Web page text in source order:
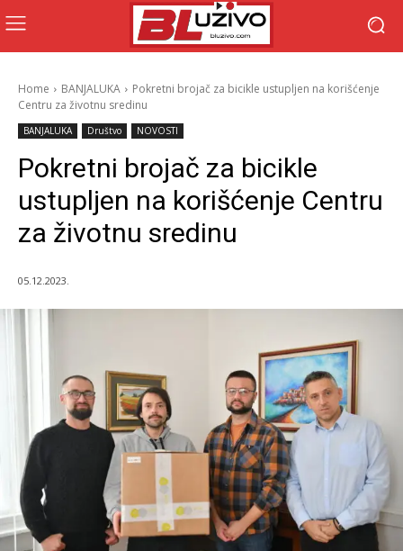
Home BANJALUKA
Pokretni brojač za bicikle ustupljen na korišćenje
Centru za životnu sredinu
BANJALUKA Društvo NOVOSTI
Pokretni brojač za bicikle
ustupljen na korišćenje Centru
za životnu sredinu
05.12.2023.